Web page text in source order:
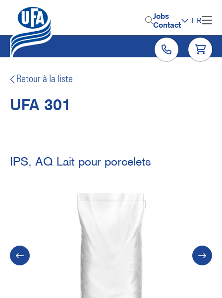
contenu
principal
H
e
a
d
Jobs
Contact
FR
Retour à la liste
UFA 301
IPS, AQ Lait pour porcelets